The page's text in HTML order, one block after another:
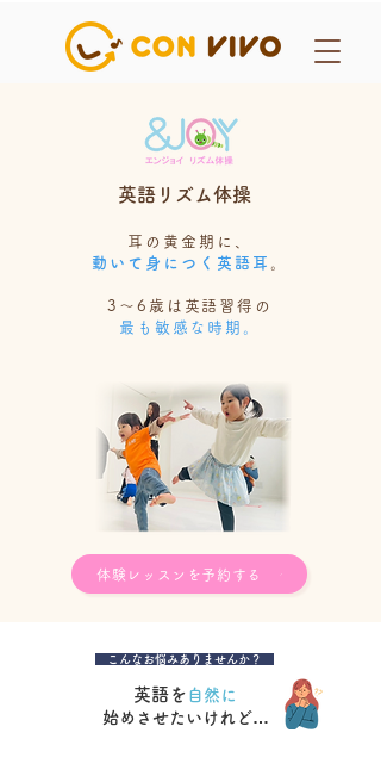
英語リズム体操
耳の黄金期に、
動いて身につく英語耳 。
3〜6歳は英語習得の
最も敏感な時期。
体験レッスンを予約する
こんなお悩みありませんか？
英語を 自然に
始めさせたいけれど…